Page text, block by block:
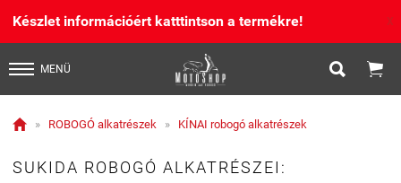
Készlet információért katttintson a termékre! X
MENÜ  
 » ROBOGÓ alkatrészek » KÍNAI robogó alkatrészek
SUKIDA ROBOGÓ ALKATRÉSZEI: